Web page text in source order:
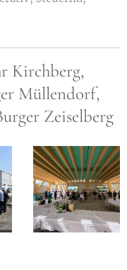
Kirchberg,
Müllendorf,
Zeiselberg